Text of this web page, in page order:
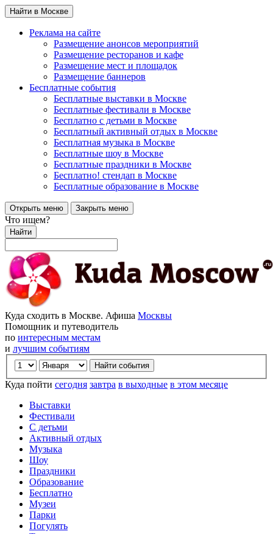
Найти в Москве
Реклама на сайте
Размещение анонсов мероприятий
Размещение ресторанов и кафе
Размещение мест и площадок
Размещение баннеров
Бесплатные события
Бесплатные выставки в Москве
Бесплатные фестивали в Москве
Бесплатно с детьми в Москве
Бесплатный активный отдых в Москве
Бесплатная музыка в Москве
Бесплатные шоу в Москве
Бесплатные праздники в Москве
Бесплатно! стендап в Москве
Бесплатные образование в Москве
Открыть меню Закрыть меню
Что ищем?
Найти
Куда сходить в Москве. Афиша Москвы
Помощник и путеводитель
по интересным местам
и лучшим событиям
Куда пойти сегодня завтра в выходные в этом месяце
Выставки
Фестивали
С детьми
Активный отдых
Музыка
Шоу
Праздники
Образование
Бесплатно
Музеи
Парки
Погулять